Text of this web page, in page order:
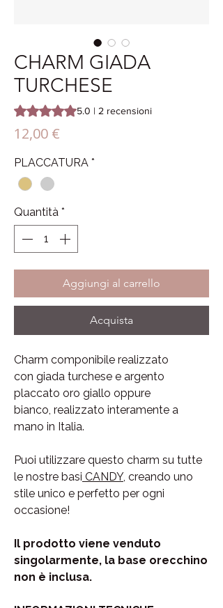
CHARM GIADA
TURCHESE
Sulla base di 2 recensioni, la valutazione
5.0 | 2 recensioni
12,00 €
PLACCATURA *
Quantità *
Aggiungi al carrello
Acquista
Charm componibile realizzato
con giada turchese e argento
placcato oro giallo oppure
bianco, realizzato interamente a
mano in Italia.
Puoi utilizzare questo charm su tutte
le nostre basi CANDY, creando uno
stile unico e perfetto per ogni
occasione!
Il prodotto viene venduto
singolarmente, la base orecchino
non è inclusa.